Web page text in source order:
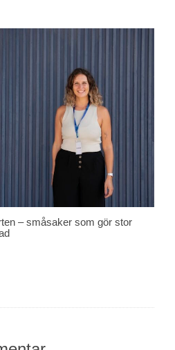
– småsaker som gör stor